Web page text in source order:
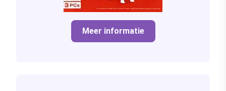
Meer informatie